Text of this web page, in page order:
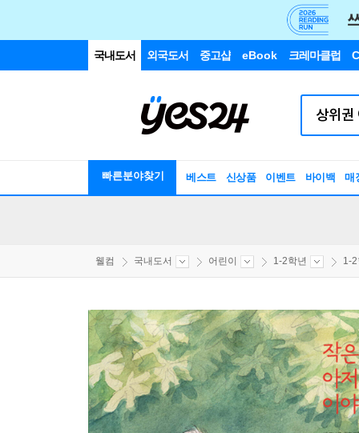
국내도서 외국도서 중고샵 eBook 크레마클럽
빠른분야찾기 베스트 신상품 이벤트 바이백 매
웰컴 국내도서 어린이 1-2학년 1-